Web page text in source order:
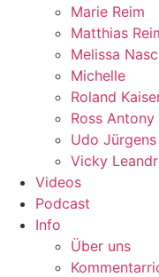
Marie Reim
Matthias
Melissa
Michelle
Roland
Ross Antony
Udo Jürgens
Vicky
Videos
Podcast
Info
Über uns